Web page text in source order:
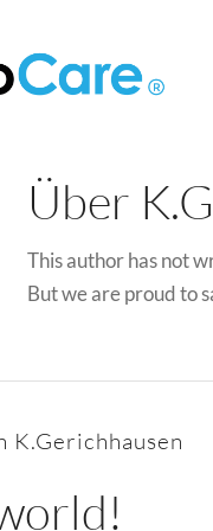
Über
This author has not
But we are proud to
K.Gerichhausen